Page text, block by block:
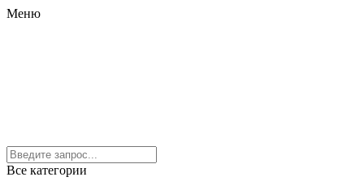
Меню
Все категории